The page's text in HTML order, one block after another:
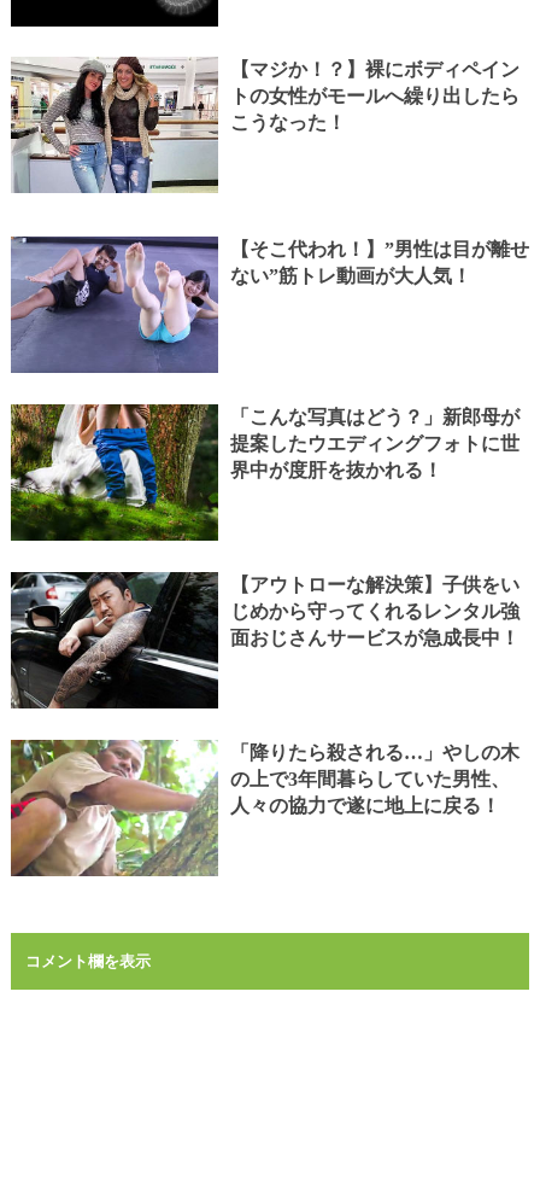
【マジか！？】裸にボディペイン
トの女性がモールへ繰り出したら
こうなった！
【そこ代われ！】”男性は目が離せ
ない”筋トレ動画が大人気！
「こんな写真はどう？」新郎母が
提案したウエディングフォトに世
界中が度肝を抜かれる！
【アウトローな解決策】子供をい
じめから守ってくれるレンタル強
面おじさんサービスが急成長中！
「降りたら殺される…」やしの木
の上で3年間暮らしていた男性、
人々の協力で遂に地上に戻る！
コメント欄を表示